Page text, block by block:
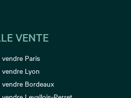
VENTE
Paris
Lyon
vendre Bordeaux